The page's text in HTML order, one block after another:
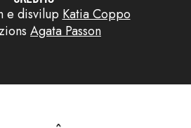
e disvilup Katia Coppo
Agata Passon